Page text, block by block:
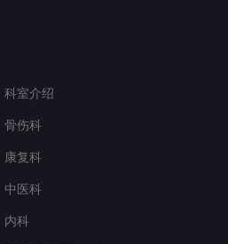
科室介绍
骨伤科
康复科
中医科
内科